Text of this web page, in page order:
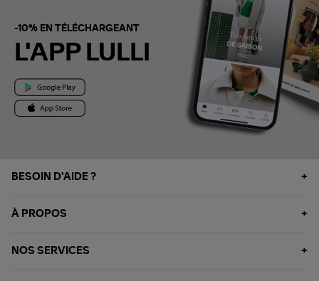
-10% EN TÉLÉCHARGEANT
L'APP LULLI
BESOIN D'AIDE ?
À PROPOS
NOS SERVICES